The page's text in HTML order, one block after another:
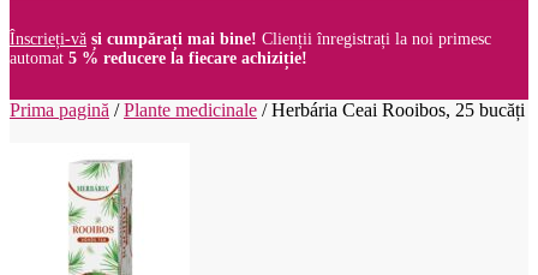
Înscrieți-vă și cumpărați mai bine! Clienții înregistrați la noi primesc
automat 5 % reducere la fiecare achiziție!
Prima pagină /Plante medicinale /Herbária Ceai Rooibos, 25 bucăți